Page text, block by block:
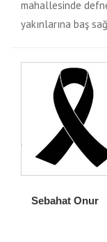
mahallesinde
yakınlarına baş
Sebahat Onur